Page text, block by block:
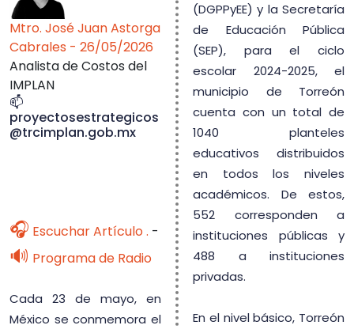
Mtro. José Juan Astorga
Cabrales - 26/05/2026
Analista de Costos del
IMPLAN
📫
proyectosestrategicos
@trcimplan.gob.mx
🎧 Escuchar Artículo . -
🔊 Programa de Radio
Cada 23 de mayo, en
México se conmemora el
(DGPPyEE) y la Secretaría
de Educación Pública
(SEP), para el ciclo
escolar 2024-2025, el
municipio de Torreón
cuenta con un total de
1040 planteles
educativos distribuidos
en todos los niveles
académicos. De estos,
552 corresponden a
instituciones públicas y
488 a instituciones
privadas.
En el nivel básico, Torreón